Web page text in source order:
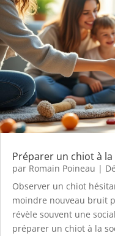
Préparer un chiot à
par Romain Poineau |
Observer un chiot
moindre nouveau bruit
révèle souvent une
préparer un chiot à la